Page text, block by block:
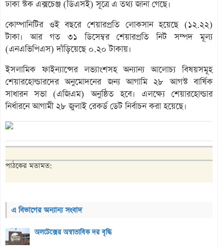
ঢাকা স্টক এক্সচেঞ্জ (ডিএসই) সূত্রে এ তথ্য জানা গেছে।
কোম্পানিটির ওই বছরে শেয়ারপ্রতি লোকসান হয়েছে (১২.২২)
টাকা। আর গত ৩১ ডিসেম্বর শেয়ারপ্রতি নিট সম্পদ মূল্য
(এনএভিপিএস) দাঁড়িয়েছে ০.২০ টাকায়।
ইসলামিক ফাইন্যান্সের লভ্যাংশসহ অন্যান্য আলোচ্য বিষয়সমূহ
শেয়ারহোল্ডারদের অনুমোদনের জন্য আগামি ২৮ আগস্ট বার্ষিক
সাধারন সভা (এজিএম) অনুষ্ঠিত হবে। এলক্ষ্যে শেয়ারহোল্ডার
নির্ধারনে আগামী ২৮ জুলাই রেকর্ড ডেট নির্বাচন করা হয়েছে।
পাঠকের মতামত:
এ বিভাগের অন্যান্য সংবাদ
অলটেক্সের অস্বাভাবিক দর বৃদ্ধি